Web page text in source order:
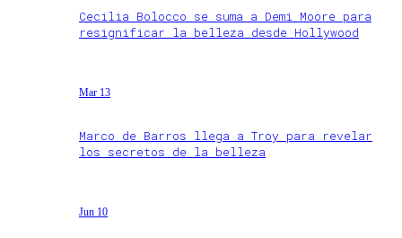
Cecilia Bolocco se suma a Demi Moore para
resignificar la belleza desde Hollywood
Mar 13
Marco de Barros llega a Troy para revelar
los secretos de la belleza
Jun 10